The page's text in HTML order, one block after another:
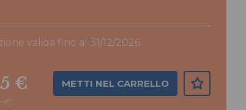
valida fino al 31/12/2026
€
€ METTI NEL CARRELLO